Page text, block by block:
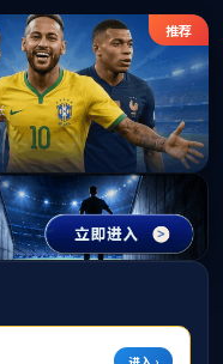
一官方网站
件